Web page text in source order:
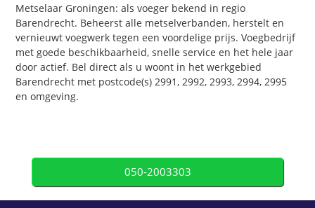
Metselaar Groningen: als voeger bekend in regio
Barendrecht. Beheerst alle metselverbanden, herstelt en
vernieuwt voegwerk tegen een voordelige prijs. Voegbedrijf
met goede beschikbaarheid, snelle service en het hele jaar
door actief. Bel direct als u woont in het werkgebied
Barendrecht met postcode(s) 2991, 2992, 2993, 2994, 2995
en omgeving.
050-2003303